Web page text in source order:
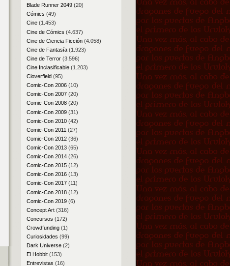
Blade Runner 2049(20)
Cómics (49)
Cine(1.453)
Cine de Cómics (4.637)
Cine de Ciencia Ficción(4.058)
Cine de Fantasía(1.923)
Cine de Terror(3.596)
Cine Inclasificable(1.203)
Cloverfield(95)
Comic-Con 2006(10)
Comic-Con 2007(20)
Comic-Con 2008(20)
Comic-Con 2009(31)
Comic-Con 2010(42)
Comic-Con 2011 (27)
Comic-Con 2012(36)
Comic-Con 2013(65)
Comic-Con 2014(26)
Comic-Con 2015(12)
Comic-Con 2016(13)
Comic-Con 2017(11)
Comic-Con 2018(12)
Comic-Con 2019(6)
Concept Art(316)
Concursos (172)
Crowdfunding(1)
Curiosidades (99)
Dark Universe(2)
El Hobbit(153)
Entrevistas (16)